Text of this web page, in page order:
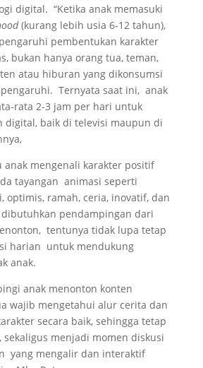
digital. “Ketika anak memasuki
(kurang lebih usia 6-12 tahun),
pembentukan karakter
bukan hanya orang tua, teman,
atau hiburan yang dikonsumsi
Ternyata saat ini, anak
rata 2-3 jam per hari untuk
digital, baik di televisi maupun di
anak mengenali karakter positif
tayangan animasi seperti
optimis, ramah, ceria, inovatif, dan
pendampingan dari
tentunya tidak lupa tetap
harian untuk mendukung
anak.
anak menonton konten
wajib mengetahui alur cerita dan
secara baik, sehingga tetap
sekaligus menjadi momen diskusi
yang mengalir dan interaktif